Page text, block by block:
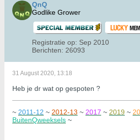
QnQ
Godlike Grower
Registratie op: Sep 2010
Berichten: 26093
31 August 2020, 13:18
Heb je dr wat op gespoten ?
~ 2011-12 ~ 2012-13 ~ 2017 ~ 2019 ~
BuitenQweeksels ~